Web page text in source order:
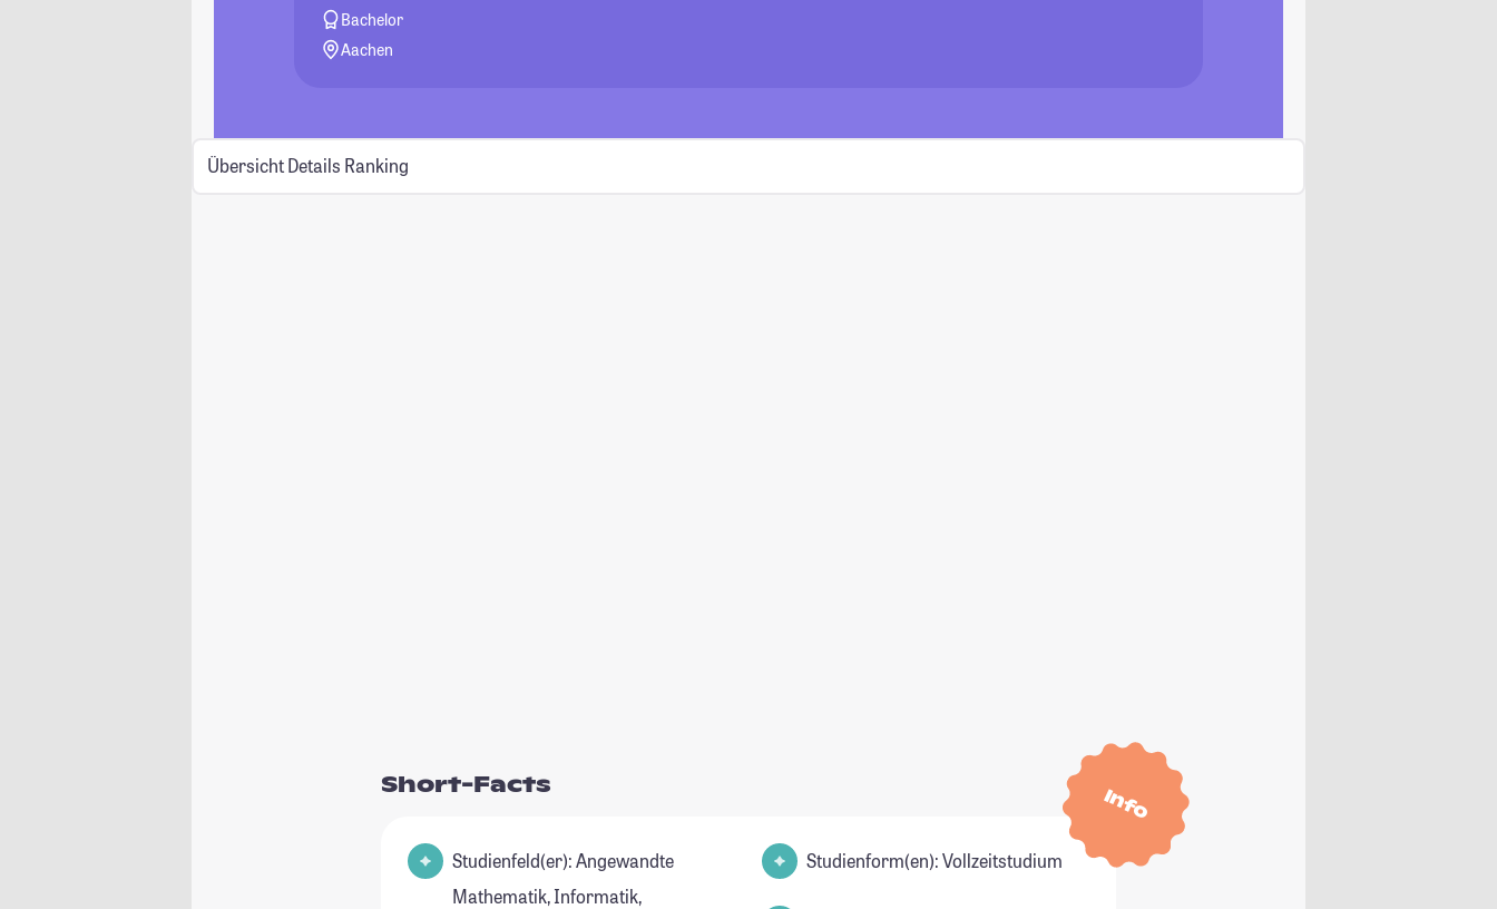
Bachelor
Aachen
Übersicht Details Ranking
Info
Short-Facts
Studienfeld(er): Angewandte
Mathematik, Informatik,
Studienform(en): Vollzeitstudium